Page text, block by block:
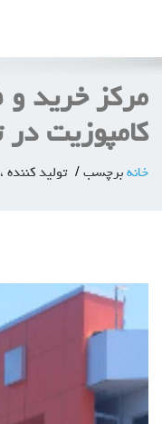
مرکز خرید
کامپوزیت
خانه برچسب تولید